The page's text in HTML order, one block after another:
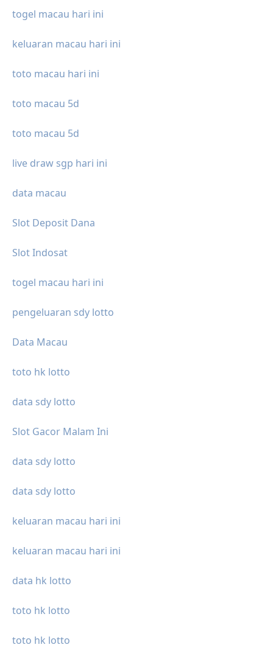
togel macau hari ini
keluaran macau hari ini
toto macau hari ini
toto macau 5d
toto macau 5d
live draw sgp hari ini
data macau
Slot Deposit Dana
Slot Indosat
togel macau hari ini
pengeluaran sdy lotto
Data Macau
toto hk lotto
data sdy lotto
Slot Gacor Malam Ini
data sdy lotto
data sdy lotto
keluaran macau hari ini
keluaran macau hari ini
data hk lotto
toto hk lotto
toto hk lotto